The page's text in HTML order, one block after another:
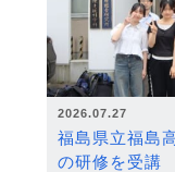
2026.07.27
福島県立福島
の研修を受講